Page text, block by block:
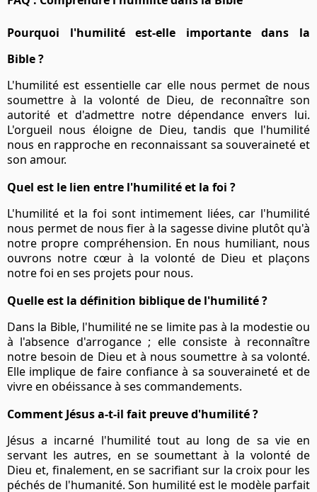
Pourquoi l'humilité est-elle importante dans la
Bible ?
L'humilité est essentielle car elle nous permet de nous
soumettre à la volonté de Dieu, de reconnaître son
autorité et d'admettre notre dépendance envers lui.
L'orgueil nous éloigne de Dieu, tandis que l'humilité
nous en rapproche en reconnaissant sa souveraineté et
son amour.
Quel est le lien entre l'humilité et la foi ?
L'humilité et la foi sont intimement liées, car l'humilité
nous permet de nous fier à la sagesse divine plutôt qu'à
notre propre compréhension. En nous humiliant, nous
ouvrons notre cœur à la volonté de Dieu et plaçons
notre foi en ses projets pour nous.
Quelle est la définition biblique de l'humilité ?
Dans la Bible, l'humilité ne se limite pas à la modestie ou
à l'absence d'arrogance ; elle consiste à reconnaître
notre besoin de Dieu et à nous soumettre à sa volonté.
Elle implique de faire confiance à sa souveraineté et de
vivre en obéissance à ses commandements.
Comment Jésus a-t-il fait preuve d'humilité ?
Jésus a incarné l'humilité tout au long de sa vie en
servant les autres, en se soumettant à la volonté de
Dieu et, finalement, en se sacrifiant sur la croix pour les
péchés de l'humanité. Son humilité est le modèle parfait